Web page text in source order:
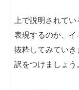
上で説明されて
表現するのか、
抜粋してみてい
訳をつけましょう。